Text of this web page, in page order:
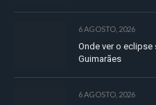
6 AGOSTO, 2026
Onde ver o
Guimarães
6 AGOSTO, 2026